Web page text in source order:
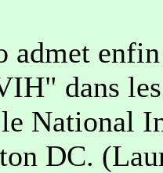
admet
dans
National
DC.